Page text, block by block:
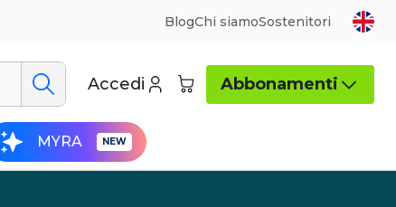
BlogChi siamoSostenitori
Accedi Abbonamenti
MYRA